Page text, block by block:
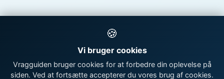
🍪
Vi bruger cookies
Vragguiden bruger cookies for at forbedre din oplevelse på
siden. Ved at fortsætte accepterer du vores brug af cookies.